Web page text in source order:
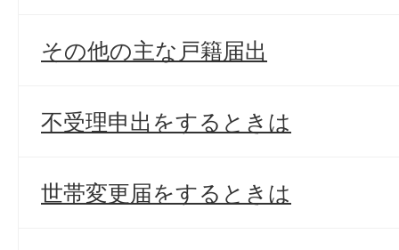
その他の主な戸籍届出
不受理申出をするときは
世帯変更届をするときは